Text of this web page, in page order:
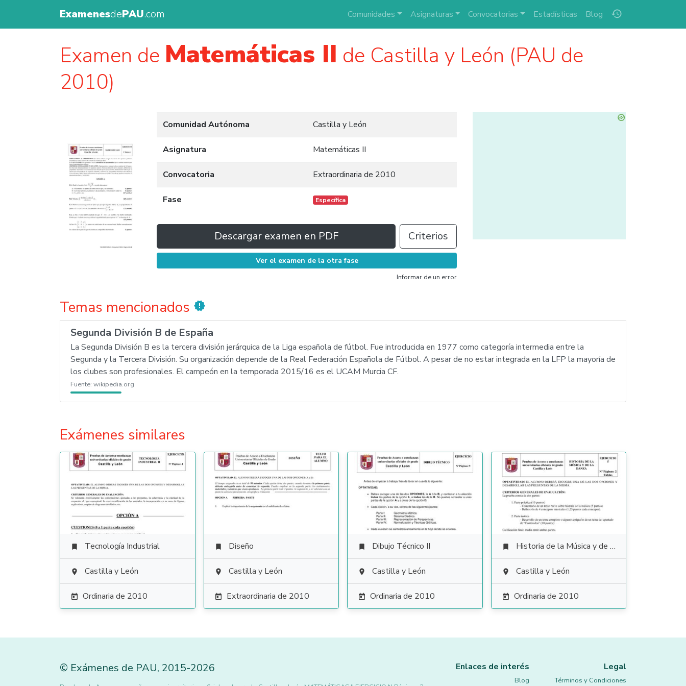
ExamenesdePAU.com history
Comunidades Asignaturas Convocatorias Estadísticas Blog
Examen de Matemáticas II de Castilla y León (PAU de
2010)
Comunidad Autónoma Castilla y León
Asignatura Matemáticas II
Convocatoria Extraordinaria de 2010
Fase Específica
Descargar examen en PDF Criterios
Ver el examen de la otra fase
Informar de un error
Temas mencionados new_releases
Segunda División B de España
La Segunda División B es la tercera división jerárquica de la Liga española de fútbol. Fue introducida en 1977 como categoría intermedia entre la
Segunda y la Tercera División. Su organización depende de la Real Federación Española de Fútbol. A pesar de no estar integrada en la LFP la mayoría de
los clubes son profesionales. El campeón en la temporada 2015/16 es el UCAM Murcia CF.
Fuente: wikipedia.org
Exámenes similares
 Tecnología Industrial
 Castilla y León
 Ordinaria de 2010
 Diseño
 Castilla y León
 Extraordinaria de 2010
 Dibujo Técnico II
 Castilla y León
 Ordinaria de 2010
 Historia de la Música y de la Danza
 Castilla y León
 Ordinaria de 2010
© Exámenes de PAU, 2015-2026 Enlaces de interés
Blog
Legal
Términos y Condiciones